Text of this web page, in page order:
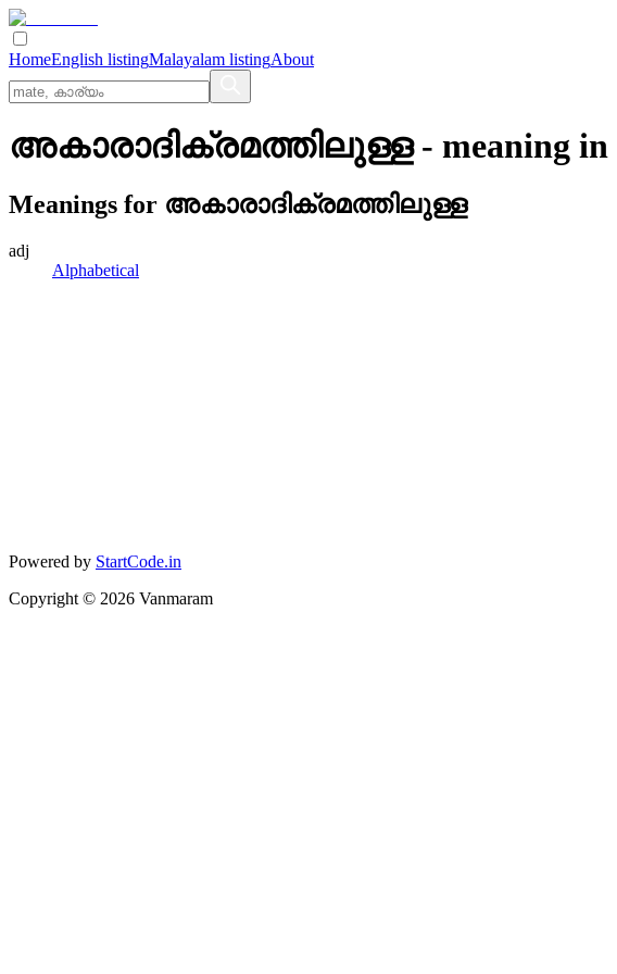
HomeEnglish listingMalayalam listingAbout
അകാരാദിക്രമത്തിലുള്ള- meaning in
Meanings for അകാരാദിക്രമത്തിലുള്ള
adj
Alphabetical
Powered by StartCode.in
Copyright © 2026 Vanmaram